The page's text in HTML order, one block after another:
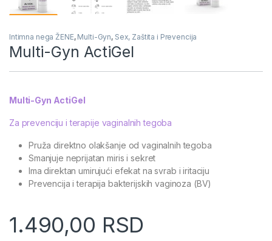
Intimna nega ŽENE, Multi-Gyn, Sex, Zaštita i Prevencija
Multi-Gyn ActiGel
Multi-Gyn ActiGel
Za prevenciju i terapije vaginalnih tegoba
Pruža direktno olakšanje od vaginalnih tegoba
Smanjuje neprijatan miris i sekret
Ima direktan umirujući efekat na svrab i iritaciju
Prevencija i terapija bakterijskih vaginoza (BV)
1.490,00 RSD